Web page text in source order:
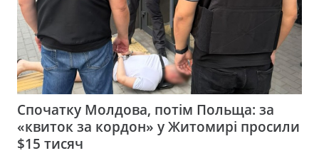
Спочатку Молдова, потім Польща: за
«квиток за кордон» у Житомирі просили
$15 тисяч